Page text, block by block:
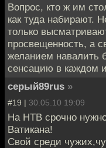
Вопрос, кто ж им
как туда набирают.
только
просвещенность, а
желанием навалить
сенсацию в каждом
серый89rus »
#19 | 30.05.10 19:09
На НТВ срочно
Ватикана!
Свой среди